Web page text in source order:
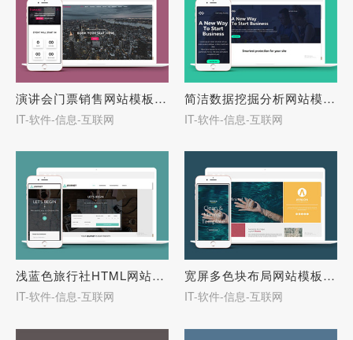
演讲会门票销售网站模板下载-27693
IT-软件-信息-互联网
简洁数据挖掘分析网站模板下载-27692
IT-软件-信息-互联网
浅蓝色旅行社HTML网站模板下载-27691
IT-软件-信息-互联网
宽屏多色块布局网站模板下载-27690
IT-软件-信息-互联网